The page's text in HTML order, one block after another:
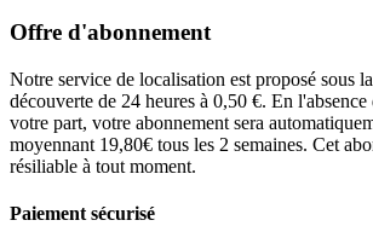
Offre d'abonnement
Notre service de localisation est proposé sous
découverte de 24 heures à 0,50 €. En
votre part, votre abonnement sera
moyennant 19,80€ tous les 2 semaines. Cet
résiliable à tout moment.
Paiement sécurisé